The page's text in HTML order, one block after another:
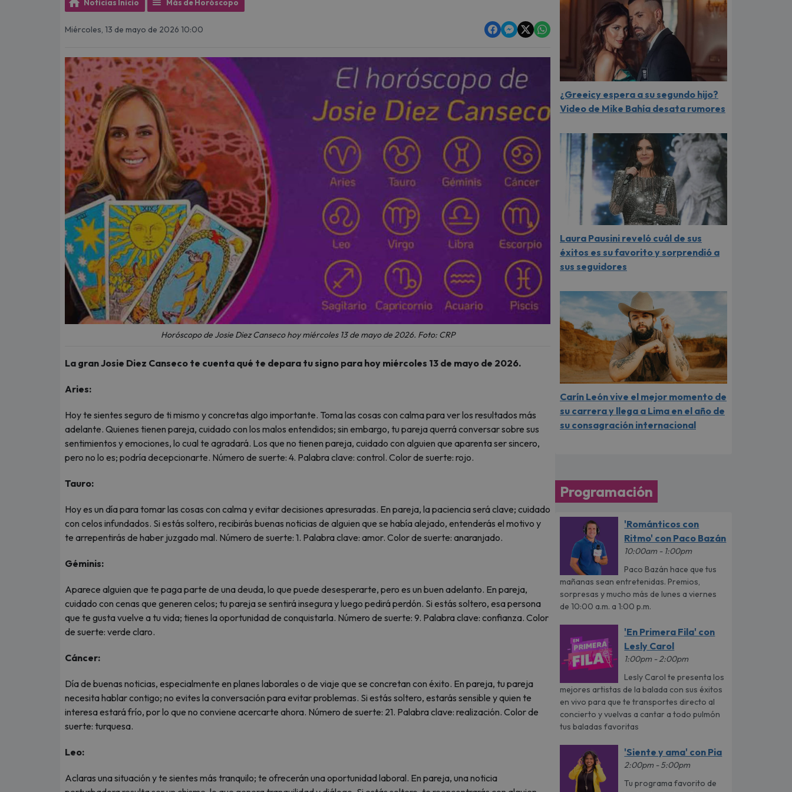
Noticias Inicio Más de Horóscopo
Miércoles, 13 de mayo de 2026 10:00
Horóscopo de Josie Diez Canseco hoy miércoles 13 de mayo de 2026. Foto: CRP
La gran Josie Diez Canseco te cuenta qué te depara tu signo para hoy miércoles 13 de mayo de 2026.
Aries:
Hoy te sientes seguro de ti mismo y concretas algo importante. Toma las cosas con calma para ver los resultados más
adelante. Quienes tienen pareja, cuidado con los malos entendidos; sin embargo, tu pareja querrá conversar sobre sus
sentimientos y emociones, lo cual te agradará. Los que no tienen pareja, cuidado con alguien que aparenta ser sincero,
pero no lo es; podría decepcionarte. Número de suerte: 4. Palabra clave: control. Color de suerte: rojo.
Tauro:
Hoy es un día para tomar las cosas con calma y evitar decisiones apresuradas. En pareja, la paciencia será clave; cuidado
con celos infundados. Si estás soltero, recibirás buenas noticias de alguien que se había alejado, entenderás el motivo y
te arrepentirás de haber juzgado mal. Número de suerte: 1. Palabra clave: amor. Color de suerte: anaranjado.
Géminis:
Aparece alguien que te paga parte de una deuda, lo que puede desesperarte, pero es un buen adelanto. En pareja,
cuidado con cenas que generen celos; tu pareja se sentirá insegura y luego pedirá perdón. Si estás soltero, esa persona
que te gusta vuelve a tu vida; tienes la oportunidad de conquistarla. Número de suerte: 9. Palabra clave: confianza. Color
de suerte: verde claro.
Cáncer:
Día de buenas noticias, especialmente en planes laborales o de viaje que se concretan con éxito. En pareja, tu pareja
necesita hablar contigo; no evites la conversación para evitar problemas. Si estás soltero, estarás sensible y quien te
interesa estará frío, por lo que no conviene acercarte ahora. Número de suerte: 21. Palabra clave: realización. Color de
suerte: turquesa.
Leo:
Aclaras una situación y te sientes más tranquilo; te ofrecerán una oportunidad laboral. En pareja, una noticia
¿Greeicy espera a su segundo hijo?
Video de Mike Bahía desata rumores
Laura Pausini reveló cuál de sus
éxitos es su favorito y sorprendió a
sus seguidores
Carín León vive el mejor momento de
su carrera y llega a Lima en el año de
su consagración internacional
Programación
'Románticos con
Ritmo' con Paco Bazán
10:00am - 1:00pm
Paco Bazán hace que tus
mañanas sean entretenidas. Premios,
sorpresas y mucho más de lunes a viernes
de 10:00 a.m. a 1:00 p.m.
'En Primera Fila' con
Lesly Carol
1:00pm - 2:00pm
Lesly Carol te presenta los
mejores artistas de la balada con sus éxitos
en vivo para que te transportes directo al
concierto y vuelvas a cantar a todo pulmón
tus baladas favoritas
'Siente y ama' con Pia
2:00pm - 5:00pm
Tu programa favorito de